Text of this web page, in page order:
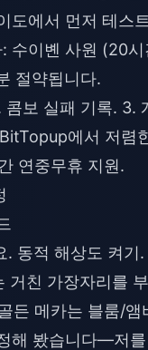
도에서 먼저 테스
수이볜 사원 (20
절약됩니다.
보 실패 기록. 3.
에서 저렴
연중무휴 지원.
. 동적 해상도 켜
거친 가장자리를
든 메카는 블룸/
해 봤습니다—저